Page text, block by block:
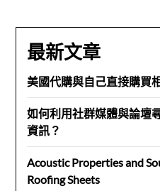
最新文章
美國代購與自己直接購買
如何利用社群媒體與論壇
資訊？
Acoustic Properties and
Roofing Sheets